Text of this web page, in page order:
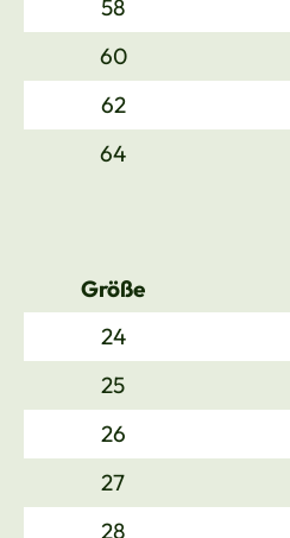
58
60
62
64
Größe
24
25
26
27
28